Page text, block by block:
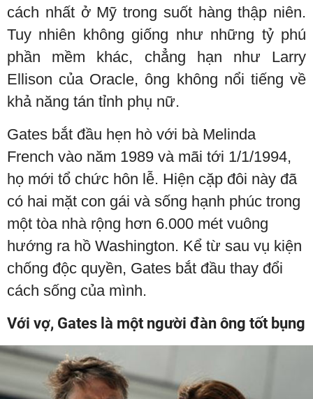
cách nhất ở Mỹ trong suốt hàng thập niên.
Tuy nhiên không giống như những tỷ phú
phần mềm khác, chẳng hạn như Larry
Ellison của Oracle, ông không nổi tiếng về
khả năng tán tỉnh phụ nữ.
Gates bắt đầu hẹn hò với bà Melinda
French vào năm 1989 và mãi tới 1/1/1994,
họ mới tổ chức hôn lễ. Hiện cặp đôi này đã
có hai mặt con gái và sống hạnh phúc trong
một tòa nhà rộng hơn 6.000 mét vuông
hướng ra hồ Washington. Kể từ sau vụ kiện
chống độc quyền, Gates bắt đầu thay đổi
cách sống của mình.
Với vợ, Gates là một người đàn ông tốt bụng